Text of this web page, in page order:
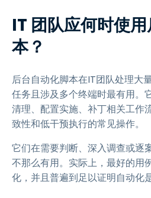
IT 团队应何时使
本？
后台自动化脚本在IT团队处理大
任务且涉及多个终端时最有用。
清理、配置实施、补丁相关工作
致性和低干预执行的常见操作。
它们在需要判断、深入调查或逐
不那么有用。实际上，最好的用
化，并且普遍到足以证明自动化